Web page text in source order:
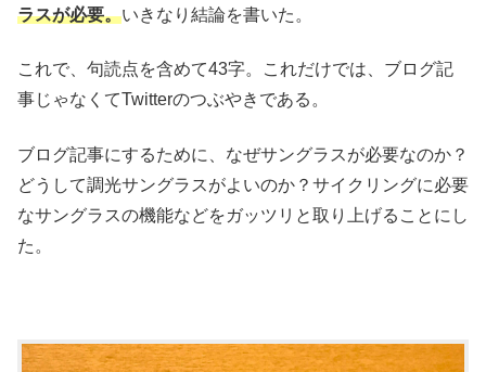
ラスが必要。いきなり結論を書いた。
これで、句読点を含めて43字。これだけでは、ブログ記
事じゃなくてTwitterのつぶやきである。
ブログ記事にするために、なぜサングラスが必要なのか？
どうして調光サングラスがよいのか？サイクリングに必要
なサングラスの機能などをガッツリと取り上げることにし
た。